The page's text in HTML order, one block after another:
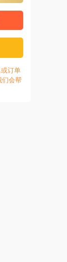
订单
会帮